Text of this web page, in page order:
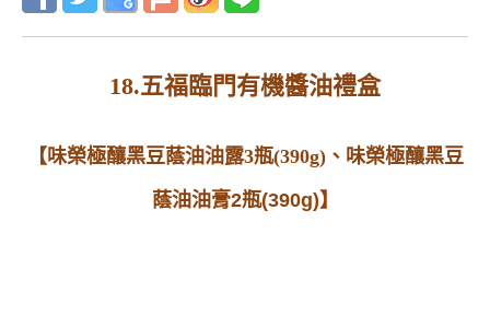
18.五福臨門有機醬油禮盒
【味榮極釀黑豆蔭油油露3瓶(390g)、 味榮極釀黑豆
蔭油油膏2瓶(390g)】